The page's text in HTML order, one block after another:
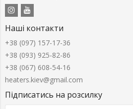
Наші контакти
+38 (097) 157-17-36
+38 (093) 925-82-86
+38 (067) 608-54-16
heaters.kiev@gmail.com
Підписатись на розсилку